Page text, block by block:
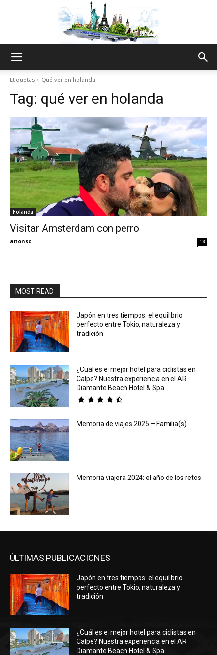
Thru
My
Etiquetas Qué ver en holanda
Tag: qué ver en holanda
Holanda
Visitar Amsterdam con perro
alfonso 18
MOST READ
Japón en tres tiempos: el equilibrio
perfecto entre Tokio, naturaleza y
tradición
¿Cuál es el mejor hotel para ciclistas en
Calpe? Nuestra experiencia en el AR
Diamante Beach Hotel & Spa
Memoria de viajes 2025 – Familia(s)
Memoria viajera 2024: el año de los retos
ÚLTIMAS PUBLICACIONES
Japón en tres tiempos: el equilibrio
perfecto entre Tokio, naturaleza y
tradición
¿Cuál es el mejor hotel para ciclistas en
Calpe? Nuestra experiencia en el AR
Diamante Beach Hotel & Spa